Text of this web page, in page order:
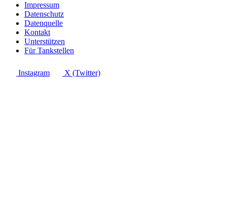
Impressum
Datenschutz
Datenquelle
Kontakt
Unterstützen
Für Tankstellen
Instagram X (Twitter)